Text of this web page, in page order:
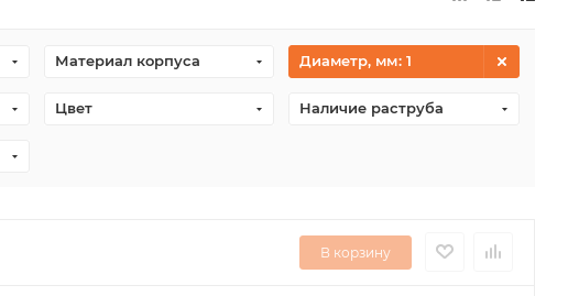
Материал корпуса Диаметр, мм: 1
Цвет Наличие раструба
В корзину